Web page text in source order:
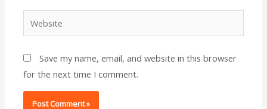
Save my name, email, and website in this browser
for the next time I comment.